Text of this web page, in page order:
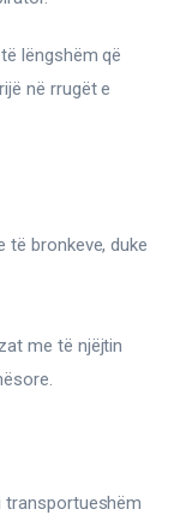
lëngshëm që
në rrugët e
të bronkeve, duke
me të njëjtin
transportueshëm